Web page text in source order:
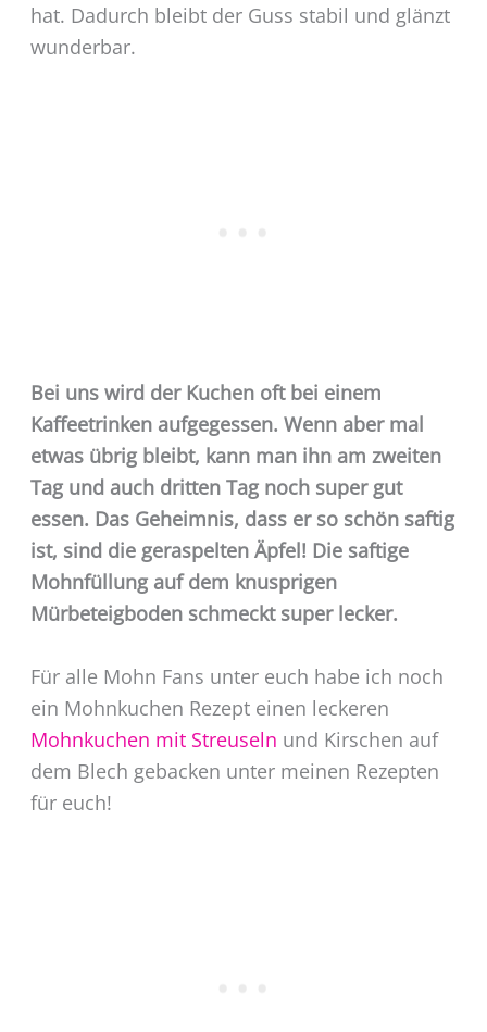
hat. Dadurch bleibt der Guss stabil und glänzt
wunderbar.
Bei uns wird der Kuchen oft bei einem
Kaffeetrinken aufgegessen. Wenn aber mal
etwas übrig bleibt, kann man ihn am zweiten
Tag und auch dritten Tag noch super gut
essen. Das Geheimnis, dass er so schön saftig
ist, sind die geraspelten Äpfel! Die saftige
Mohnfüllung auf dem knusprigen
Mürbeteigboden schmeckt super lecker.
Für alle Mohn Fans unter euch habe ich noch
ein Mohnkuchen Rezept einen leckeren
Mohnkuchen mit Streuseln und Kirschen auf
dem Blech gebacken unter meinen Rezepten
für euch!